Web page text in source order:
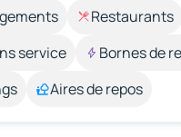
Restaurants
service
Bornes de
Aires de repos